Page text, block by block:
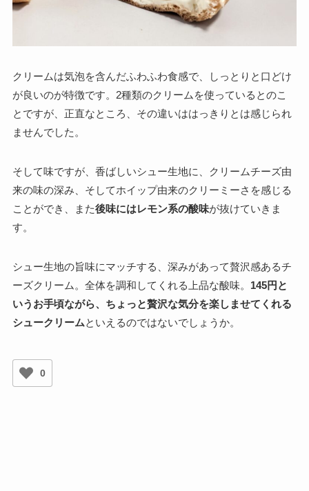
クリームは気泡を含んだふわふわ食感で、しっとりと口どけ
が良いのが特徴です。2種類のクリームを使っているとのこ
とですが、正直なところ、その違いははっきりとは感じられ
ませんでした。
そして味ですが、香ばしいシュー生地に、クリームチーズ由
来の味の深み、そしてホイップ由来のクリーミーさを感じる
ことができ、また後味にはレモン系の酸味が抜けていきま
す。
シュー生地の旨味にマッチする、深みがあって贅沢感あるチ
ーズクリーム。全体を調和してくれる上品な酸味。 145円と
いうお手頃ながら、ちょっと贅沢な気分を楽しませてくれる
シュークリームといえるのではないでしょうか。
0